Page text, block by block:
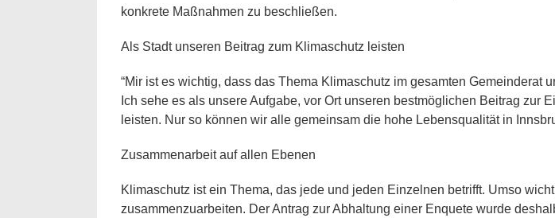
konkrete Maßnahmen zu beschließen.
Als Stadt unseren Beitrag zum Klimaschutz leisten
“Mir ist es wichtig, dass das Thema Klimaschutz im gesamten Gemeinderat
Ich sehe es als unsere Aufgabe, vor Ort unseren bestmöglichen Beitrag
leisten. Nur so können wir alle gemeinsam die hohe Lebensqualität in
Zusammenarbeit auf allen Ebenen
Klimaschutz ist ein Thema, das jede und jeden Einzelnen betrifft. Umso
zusammenzuarbeiten. Der Antrag zur Abhaltung einer Enquete wurde